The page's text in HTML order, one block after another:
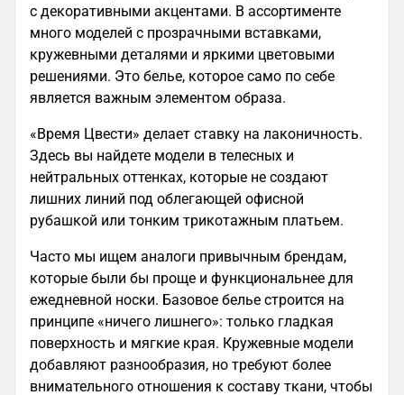
с декоративными акцентами. В ассортименте
много моделей с прозрачными вставками,
кружевными деталями и яркими цветовыми
решениями. Это белье, которое само по себе
является важным элементом образа.
«Время Цвести» делает ставку на лаконичность.
Здесь вы найдете модели в телесных и
нейтральных оттенках, которые не создают
лишних линий под облегающей офисной
рубашкой или тонким трикотажным платьем.
Часто мы ищем аналоги привычным брендам,
которые были бы проще и функциональнее для
ежедневной носки. Базовое белье строится на
принципе «ничего лишнего»: только гладкая
поверхность и мягкие края. Кружевные модели
добавляют разнообразия, но требуют более
внимательного отношения к составу ткани, чтобы